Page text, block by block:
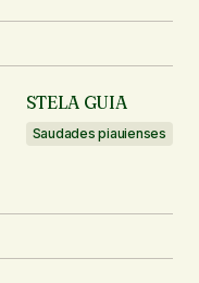
STELA GUIA
Saudades piauienses